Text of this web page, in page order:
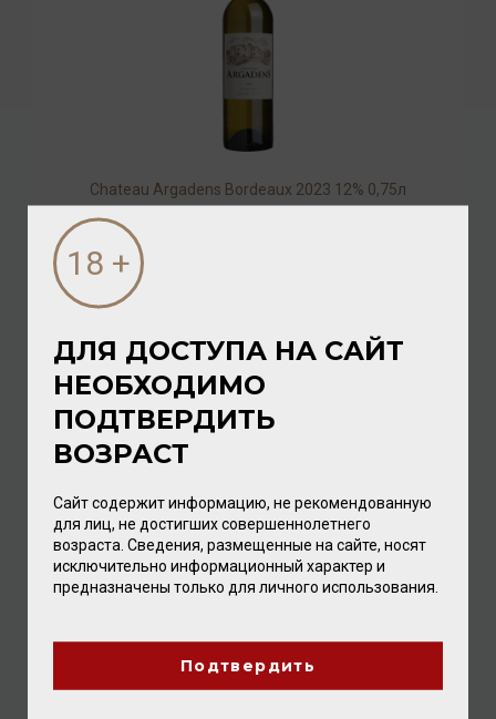
Chateau Argadens Bordeaux 2023 12% 0,75л
Chateau Crabitey Bordeaux Graves AOC Blanc 2022
3 712.00 ₽
ДЛЯ ДОСТУПА НА САЙТ
НЕОБХОДИМО
ПОДТВЕРДИТЬ
ВОЗРАСТ
Сайт содержит информацию, не рекомендованную
для лиц, не достигших совершеннолетнего
возраста. Сведения, размещенные на сайте, носят
исключительно информационный характер и
предназначены только для личного использования.
Подтвердить